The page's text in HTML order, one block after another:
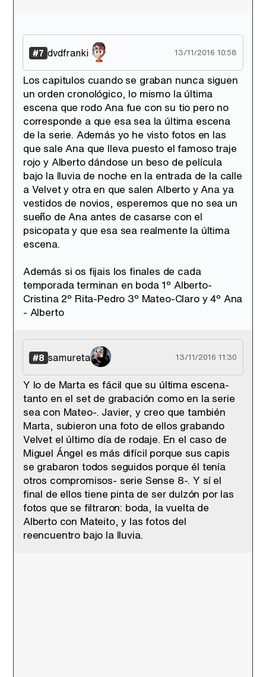
#7 dvdfranki 13/11/2016 10:58
Los capitulos cuando se graban nunca siguen
un orden cronológico, lo mismo la última
escena que rodo Ana fue con su tio pero no
corresponde a que esa sea la última escena
de la serie. Además yo he visto fotos en las
que sale Ana que lleva puesto el famoso traje
rojo y Alberto dándose un beso de película
bajo la lluvia de noche en la entrada de la calle
a Velvet y otra en que salen Alberto y Ana ya
vestidos de novios, esperemos que no sea un
sueño de Ana antes de casarse con el
psicopata y que esa sea realmente la última
escena.
Además si os fijais los finales de cada
temporada terminan en boda 1º Alberto-
Cristina 2º Rita-Pedro 3º Mateo-Claro y 4º Ana
- Alberto
#8 samureta 13/11/2016 11:30
Y lo de Marta es fácil que su última escena-
tanto en el set de grabación como en la serie
sea con Mateo-. Javier, y creo que también
Marta, subieron una foto de ellos grabando
Velvet el último día de rodaje. En el caso de
Miguel Ángel es más difícil porque sus capis
se grabaron todos seguidos porque él tenía
otros compromisos- serie Sense 8-. Y sí el
final de ellos tiene pinta de ser dulzón por las
fotos que se filtraron: boda, la vuelta de
Alberto con Mateito, y las fotos del
reencuentro bajo la lluvia.